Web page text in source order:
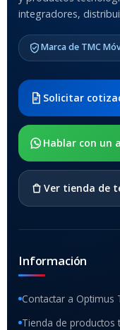
integradores,
Marca de TMC
Solicitar
Hablar con un
Ver tienda de
Información
Contactar a Optimus
Tienda de productos